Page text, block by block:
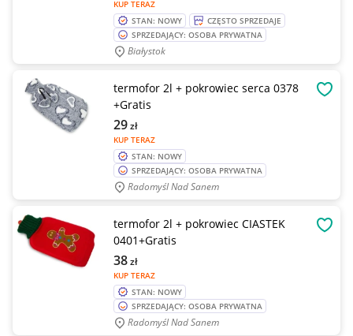
KUP TERAZ
STAN: NOWY
CZĘSTO SPRZEDAJE
SPRZEDAJĄCY: OSOBA PRYWATNA
Białystok
termofor 2l + pokrowiec serca 0378
+Gratis
KUP TERAZ
29zł
STAN: NOWY
SPRZEDAJĄCY: OSOBA PRYWATNA
Radomyśl Nad Sanem
termofor 2l + pokrowiec CIASTEK
0401+Gratis
KUP TERAZ
38zł
STAN: NOWY
SPRZEDAJĄCY: OSOBA PRYWATNA
Radomyśl Nad Sanem